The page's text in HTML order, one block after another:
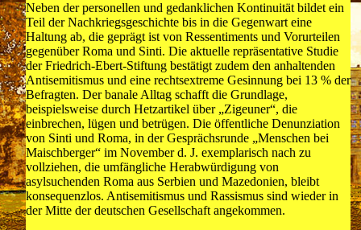
Neben der personellen und gedanklichen Kontinuität bildet ein
Teil der Nachkriegsgeschichte bis in die Gegenwart eine
Haltung ab, die geprägt ist von Ressentiments und Vorurteilen
gegenüber Roma und Sinti. Die aktuelle repräsentative Studie
der Friedrich-Ebert-Stiftung bestätigt zudem den anhaltenden
Antisemitismus und eine rechtsextreme Gesinnung bei 13 % der
Befragten. Der banale Alltag schafft die Grundlage,
beispielsweise durch Hetzartikel über „Zigeuner“, die
einbrechen, lügen und betrügen. Die öffentliche Denunziation
von Sinti und Roma, in der Gesprächsrunde „Menschen bei
Maischberger“ im November d. J. exemplarisch nach zu
vollziehen, die umfängliche Herabwürdigung von
asylsuchenden Roma aus Serbien und Mazedonien, bleibt
konsequenzlos. Antisemitismus und Rassismus sind wieder in
der Mitte der deutschen Gesellschaft angekommen.